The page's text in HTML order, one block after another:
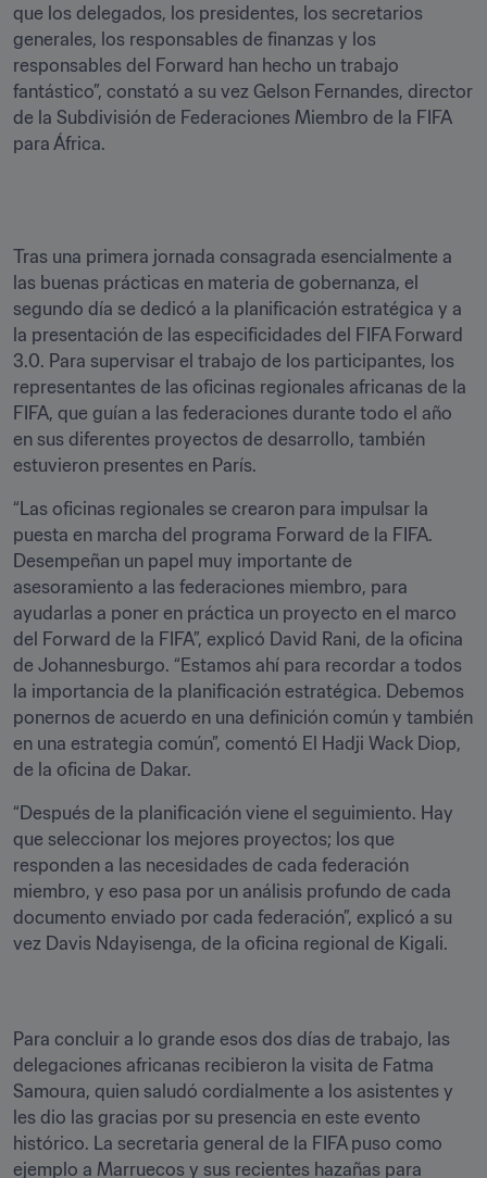
que los delegados, los presidentes, los secretarios
generales, los responsables de finanzas y los
responsables del Forward han hecho un trabajo
fantástico”, constató a su vez Gelson Fernandes, director
de la Subdivisión de Federaciones Miembro de la FIFA
para África.
Tras una primera jornada consagrada esencialmente a
las buenas prácticas en materia de gobernanza, el
segundo día se dedicó a la planificación estratégica y a
la presentación de las especificidades del FIFA Forward
3.0. Para supervisar el trabajo de los participantes, los
representantes de las oficinas regionales africanas de la
FIFA, que guían a las federaciones durante todo el año
en sus diferentes proyectos de desarrollo, también
estuvieron presentes en París.
“Las oficinas regionales se crearon para impulsar la
puesta en marcha del programa Forward de la FIFA.
Desempeñan un papel muy importante de
asesoramiento a las federaciones miembro, para
ayudarlas a poner en práctica un proyecto en el marco
del Forward de la FIFA”, explicó David Rani, de la oficina
de Johannesburgo. “Estamos ahí para recordar a todos
la importancia de la planificación estratégica. Debemos
ponernos de acuerdo en una definición común y también
en una estrategia común”, comentó El Hadji Wack Diop,
de la oficina de Dakar.
“Después de la planificación viene el seguimiento. Hay
que seleccionar los mejores proyectos; los que
responden a las necesidades de cada federación
miembro, y eso pasa por un análisis profundo de cada
documento enviado por cada federación”, explicó a su
vez Davis Ndayisenga, de la oficina regional de Kigali.
Para concluir a lo grande esos dos días de trabajo, las
delegaciones africanas recibieron la visita de Fatma
Samoura, quien saludó cordialmente a los asistentes y
les dio las gracias por su presencia en este evento
histórico. La secretaria general de la FIFA puso como
ejemplo a Marruecos y sus recientes hazañas para